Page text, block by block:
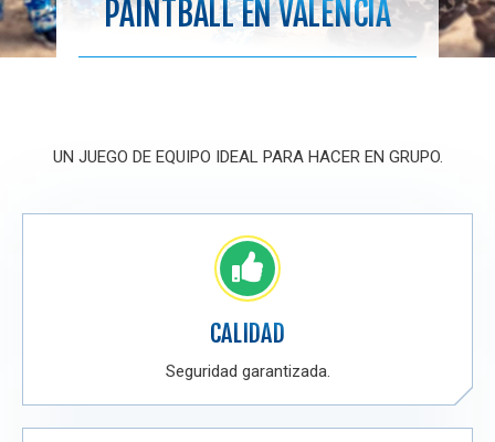
PAINTBALL EN VALENCIA
UN JUEGO DE EQUIPO IDEAL PARA HACER EN GRUPO.
CALIDAD
Seguridad garantizada.